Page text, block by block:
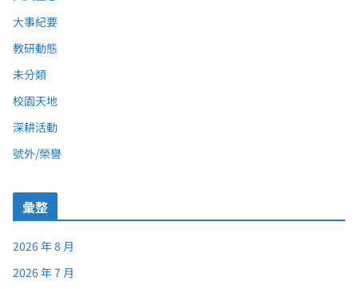
大事紀要
教研動態
未分類
校園天地
深耕活動
號外/榮譽
彙整
2026 年 8 月
2026 年 7 月